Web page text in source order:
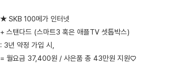
★ SKB 100메가 인터넷
+ 스탠다드 (스마트3 혹은 애플TV 셋톱박스)
: 3년 약정 가입 시,
= 월요금 37,400원 / 사은품 총 43만원 지원♡